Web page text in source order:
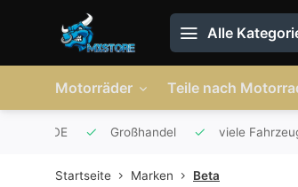
Alle
Motorräder Teile nach
und DE Großhandel viele
Startseite Marken Beta